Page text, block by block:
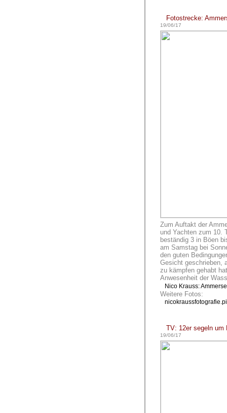
Fotostrecke:
19/06/17
Zum Auftakt der
und Yachten zum 10.
beständig 3 in Böen
am Samstag bei
den guten
Gesicht geschrieben,
zu kämpfen gehabt
Anwesenheit der
Nico Krauss:
Weitere Fotos:
TV: 12er segeln um
19/06/17